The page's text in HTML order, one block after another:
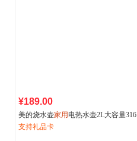
¥189.00
美的烧水壶家用 电热水壶2L大容量316
L自动恒温开水养生壶新款
支持礼品卡